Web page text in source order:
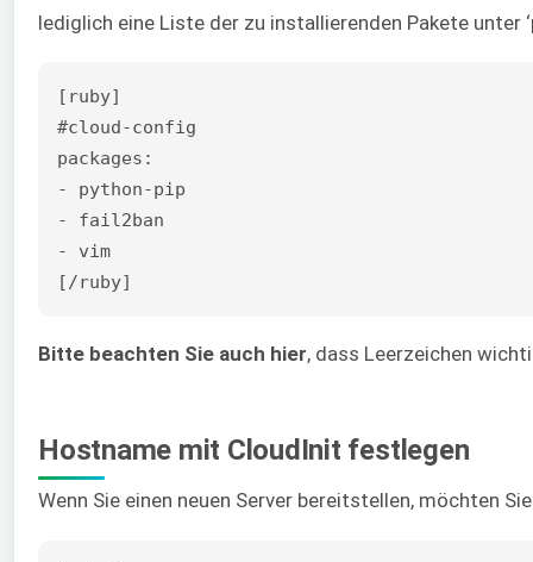
lediglich eine Liste der zu installierenden Pakete unter
[ruby]
#cloud-config
packages:
- python-pip
- fail2ban
- vim
[/ruby]
Bitte beachten Sie auch hier, dass Leerzeichen
Hostname mit CloudInit festlegen
Wenn Sie einen neuen Server bereitstellen, möchten